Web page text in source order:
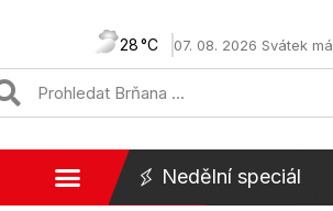
28 07. 08. 2026 Svátek má
Nedělní speciál